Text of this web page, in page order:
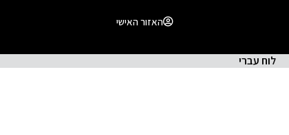
האזור האישי
לוח עברי